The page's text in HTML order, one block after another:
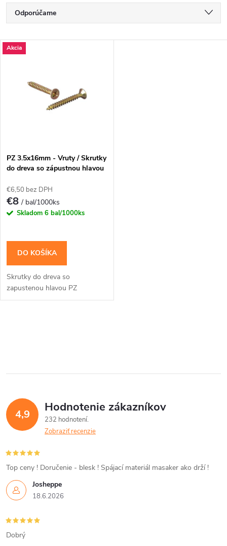
R
a
e
p
r
o
d
u
o
v
Odporúčame
Najdrahšie
Abecedne
V
s
p
r
u
k
v
Akcia
PZ 3.5x16mm - Vruty / Skrutky
do dreva so zápustnou hlavou
€6,50 bez DPH
€8/ bal/1000ks
Skladom 6 bal/1000ks
DO KOŠÍKA
Skrutky do dreva so
zapustenou hlavou PZ
l
d
a
c
i
e
p
r
4,9 Hodnotenie zákazníkov
232 hodnotení
Zobraziť recenzie
Josheppe
18.6.2026
Top ceny ! Doručenie - blesk ! Spájací materiál masaker ako drží !
Dobrý